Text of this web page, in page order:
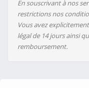
En souscrivant à nos
restrictions nos
Vous avez
légal de 14 jours ainsi
remboursement.